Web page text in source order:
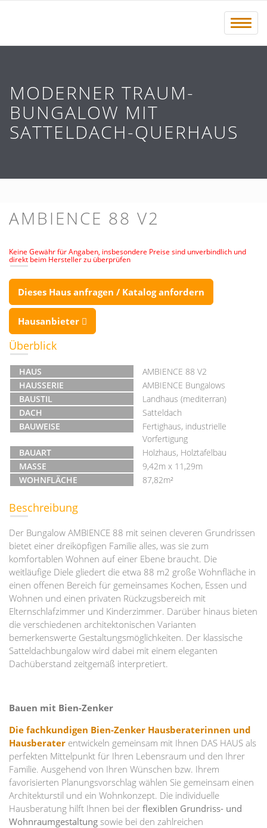
Menü
MODERNER TRAUM-
BUNGALOW MIT
SATTELDACH-QUERHAUS
AMBIENCE 88 V2
Keine Gewähr für Angaben, insbesondere Preise sind unverbindlich und
direkt beim Hersteller zu überprüfen
Dieses Haus anfragen / Katalog anfordern
Hausanbieter
Überblick
HAUS
AMBIENCE 88 V2
HAUSSERIE
AMBIENCE Bungalows
BAUSTIL
Landhaus (mediterran)
DACH
Satteldach
BAUWEISE
Fertighaus, industrielle
Vorfertigung
BAUART
Holzhaus, Holztafelbau
MASSE
9,42m x 11,29m
WOHNFLÄCHE
87,82m²
Beschreibung
Der Bungalow AMBIENCE 88 mit seinen cleveren Grundrissen
bietet einer dreiköpfigen Familie alles, was sie zum
komfortablen Wohnen auf einer Ebene braucht. Die
weitläufige Diele gliedert die etwa 88 m2 große Wohnfläche in
einen offenen Bereich für gemeinsames Kochen, Essen und
Wohnen und einen privaten Rückzugsbereich mit
Elternschlafzimmer und Kinderzimmer. Darüber hinaus bieten
die verschiedenen architektonischen Varianten
bemerkenswerte Gestaltungsmöglichkeiten. Der klassische
Satteldachbungalow wird dabei mit einem eleganten
Dachüberstand zeitgemäß interpretiert.
Bauen mit Bien-Zenker
Die fachkundigen Bien-Zenker Hausberaterinnen und
Hausberater entwickeln gemeinsam mit Ihnen DAS HAUS als
perfekten Mittelpunkt für Ihren Lebensraum und den Ihrer
Familie. Ausgehend von Ihren Wünschen bzw. Ihrem
favorisierten Planungsvorschlag wählen Sie gemeinsam einen
Architekturstil und ein Wohnkonzept. Die individuelle
Hausberatung hilft Ihnen bei der flexiblen Grundriss- und
Wohnraumgestaltung sowie bei den zahlreichen